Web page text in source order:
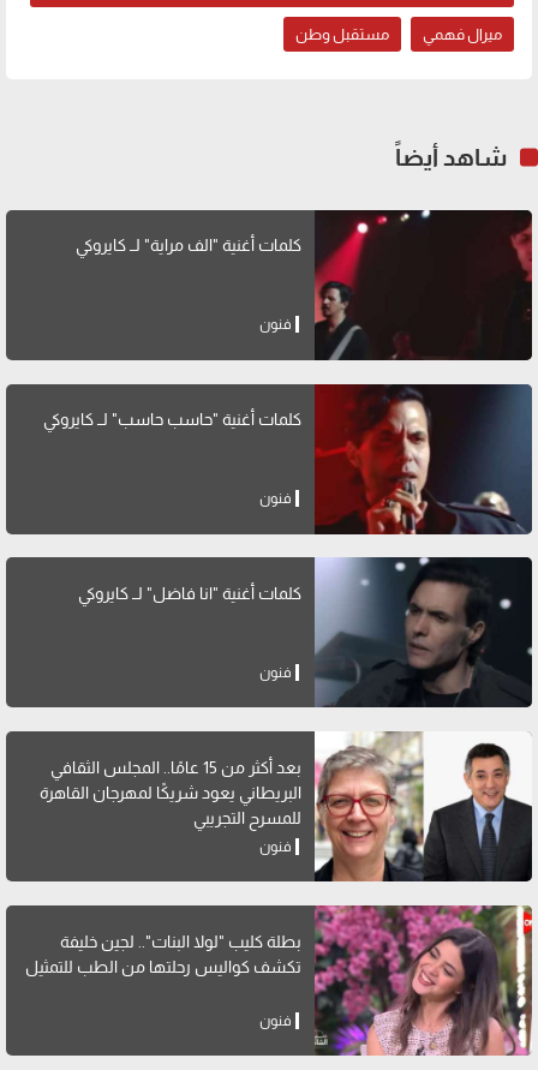
ميرال فهمي مستقبل وطن
شاهد أيضاً
كلمات أغنية "الف مراية" لــ كايروكي
فنون
كلمات أغنية "حاسب حاسب" لــ كايروكي
فنون
كلمات أغنية "انا فاضل" لــ كايروكي
فنون
بعد أكثر من 15 عامًا.. المجلس الثقافي
البريطاني يعود شريكًا لمهرجان القاهرة
للمسرح التجريبي
فنون
بطلة كليب "لولا البنات".. لجين خليفة
تكشف كواليس رحلتها من الطب للتمثيل
فنون